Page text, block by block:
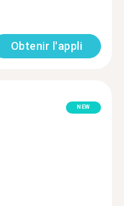
Obtenir l'appli
NEW